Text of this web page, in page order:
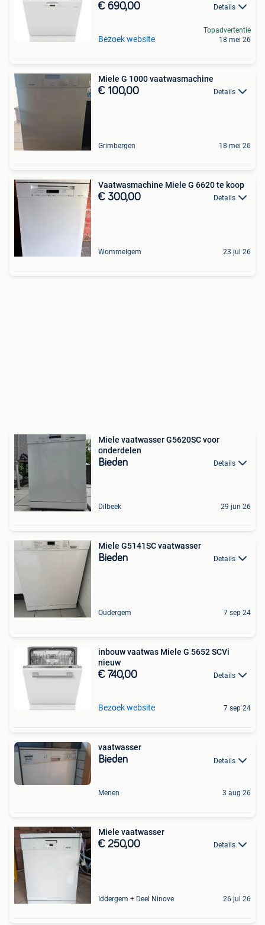
€ 690,00 Details
Bezoek website
Topadvertentie
18 mei 26
Miele G 1000 vaatwasmachine
€ 100,00 Details
Grimbergen 18 mei 26
Vaatwasmachine Miele G 6620 te koop
€ 300,00 Details
Wommelgem 23 jul 26
Miele vaatwasser G5620SC voor
onderdelen
Bieden Details
Dilbeek 29 jun 26
Miele G5141SC vaatwasser
Bieden Details
Oudergem 7 sep 24
inbouw vaatwas Miele G 5652 SCVi
nieuw
€ 740,00 Details
Bezoek website 7 sep 24
vaatwasser
Bieden Details
Menen 3 aug 26
Miele vaatwasser
€ 250,00 Details
Iddergem + Deel Ninove 26 jul 26